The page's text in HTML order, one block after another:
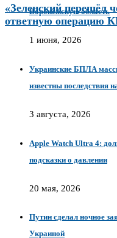
«Зеленский перешёл
ответную операцию
Воронежскую область
1 июня, 2026
Украинские БПЛА
известны последствия
3 августа, 2026
Apple Watch Ultra 4:
подсказки о давлении
20 мая, 2026
Путин сделал ночное
Украиной